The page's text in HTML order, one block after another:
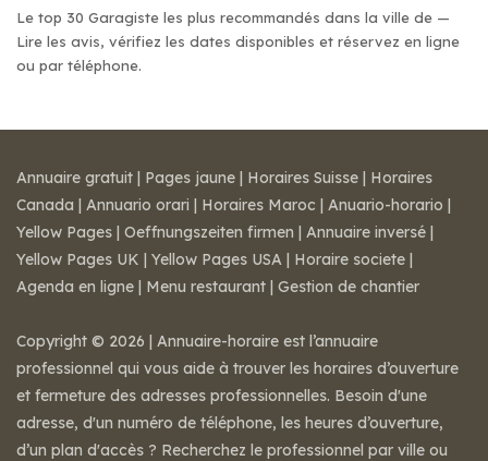
Le top 30 Garagiste les plus recommandés dans la ville de —
Lire les avis, vérifiez les dates disponibles et réservez en ligne
ou par téléphone.
Annuaire gratuit | Pages jaune | Horaires Suisse | Horaires
Canada | Annuario orari | Horaires Maroc | Anuario-horario |
Yellow Pages | Oeffnungszeiten firmen | Annuaire inversé |
Yellow Pages UK | Yellow Pages USA | Horaire societe |
Agenda en ligne | Menu restaurant | Gestion de chantier
Copyright © 2026 | Annuaire-horaire est l’annuaire
professionnel qui vous aide à trouver les horaires d’ouverture
et fermeture des adresses professionnelles. Besoin d'une
adresse, d'un numéro de téléphone, les heures d’ouverture,
d’un plan d'accès ? Recherchez le professionnel par ville ou